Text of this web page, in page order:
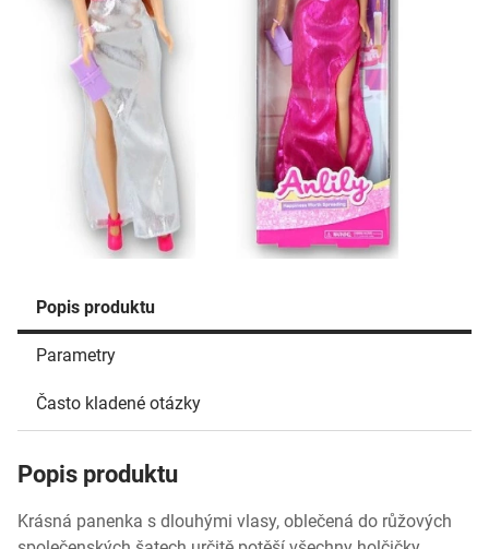
Popis produktu
Parametry
Často kladené otázky
Popis produktu
Krásná panenka s dlouhými vlasy, oblečená do růžových